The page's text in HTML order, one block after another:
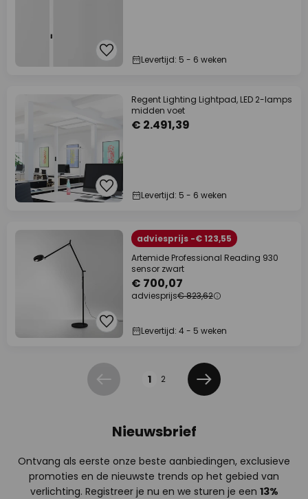
Levertijd: 5 - 6 weken
Regent Lighting Lightpad, LED 2-lamps
midden voet
€ 2.491,39
Levertijd: 5 - 6 weken
adviesprijs -€ 123,55
Artemide Professional Reading 930
sensor zwart
€ 700,07
adviesprijs€ 823,62
Levertijd: 4 - 5 weken
Vorige 1 2
Volgende
Nieuwsbrief
Ontvang als eerste onze beste aanbiedingen, exclusieve
promoties en de nieuwste trends op het gebied van
verlichting. Registreer je nu en we sturen je een 13%